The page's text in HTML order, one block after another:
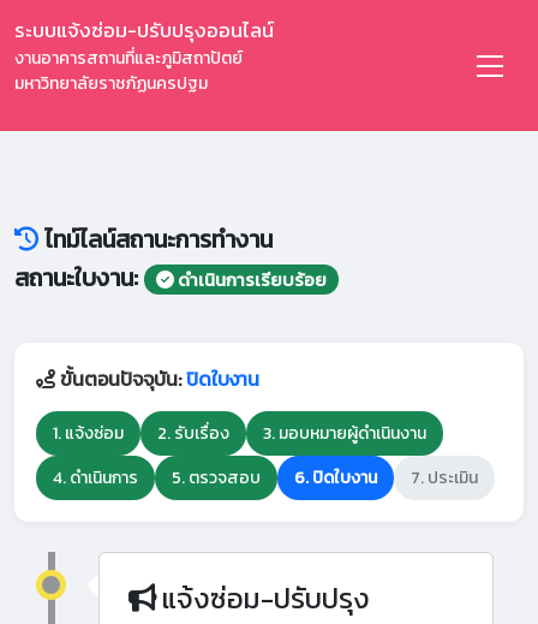
ระบบแจ้งซ่อม-ปรับปรุงออนไลน์
งานอาคารสถานที่และภูมิสถาปัตย์
มหาวิทยาลัยราชภัฏนครปฐม
ไทม์ไลน์สถานะการทำงาน
สถานะใบงาน:
ดำเนินการเรียบร้อย
ขั้นตอนปัจจุบัน:ปิดใบงาน
1. แจ้งซ่อม 2. รับเรื่อง
3. มอบหมายผู้ดำเนินงาน
4. ดำเนินการ
5. ตรวจสอบ 6. ปิดใบงาน 7. ประเมิน
แจ้งซ่อม-ปรับปรุง